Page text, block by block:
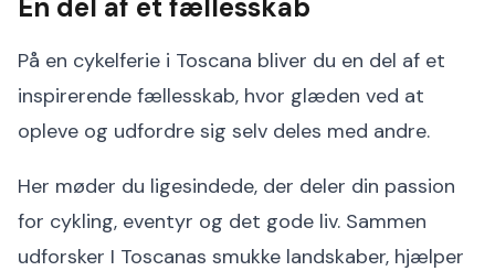
På en cykelferie i Toscana bliver du en del af et
inspirerende fællesskab, hvor glæden ved at
opleve og udfordre sig selv deles med andre.
Her møder du ligesindede, der deler din passion
for cykling, eventyr og det gode liv. Sammen
udforsker I Toscanas smukke landskaber, hjælper